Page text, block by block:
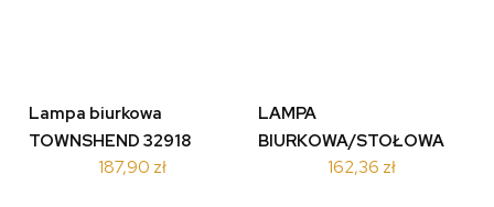
Lampa biurkowa
TOWNSHEND 32918
187,90 zł
LAMPA
BIURKOWA/STOŁOWA
MARLEY CZARNY
162,36 zł